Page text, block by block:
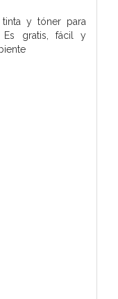
y tóner para
gratis, fácil y